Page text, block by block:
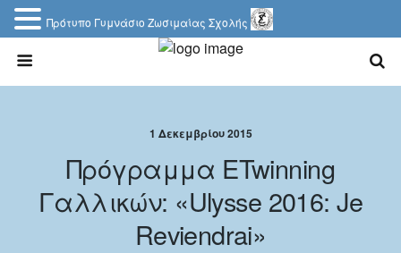
1 Δεκεμβρίου 2015
Πρόγραμμα ETwinning
Γαλλικών: «Ulysse 2016: Je
Reviendrai»
Πρότυπο Γυμνάσιο Ζωσιμαίας Σχολής